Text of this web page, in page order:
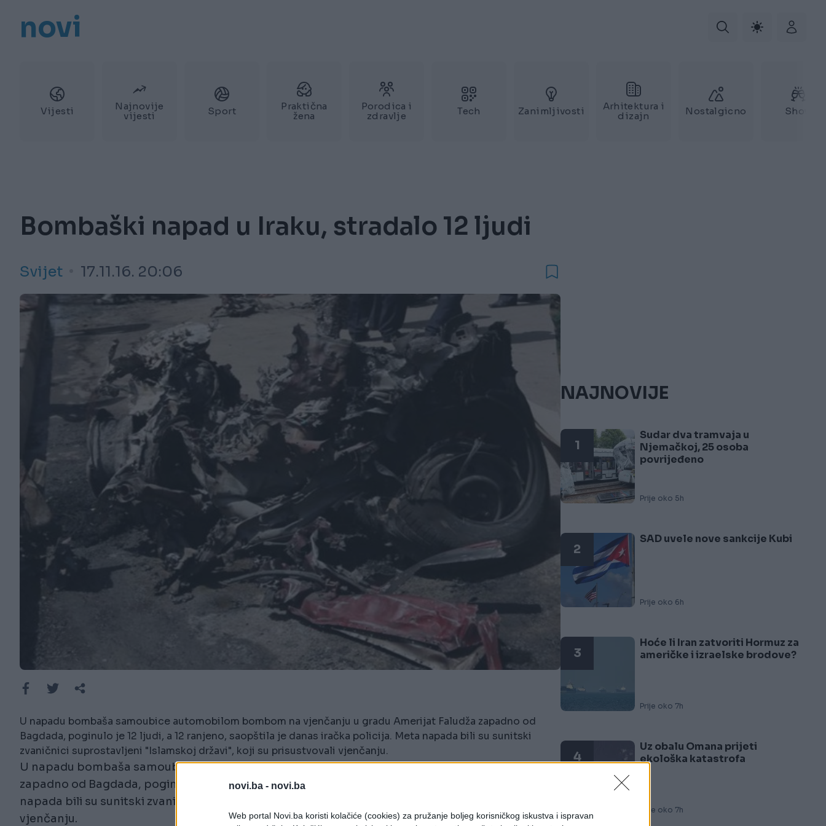
novi.ba - novi.ba
Web portal Novi.ba koristi kolačiće (cookies) za pružanje boljeg korisničkog iskustva i ispravan
novi
Vijesti
Najnovije
vijesti
Sport
Praktična
žena
Porodica i
zdravlje
Tech Zanimljivosti
Arhitektura i
dizajn
Nostalgicno Show
Bombaški napad u Iraku, stradalo 12 ljudi
Svijet 17.11.16. 20:06
U napadu bombaša samoubice automobilom bombom na vjenčanju u gradu Amerijat Faludža zapadno od
Bagdada, poginulo je 12 ljudi, a 12 ranjeno, saopštila je danas iračka policija. Meta napada bili su sunitski
zvaničnici suprostavljeni "Islamskoj državi", koji su prisustvovali vjenčanju.
U napadu bombaša samoubice automobilom bombom na vjenčanju u gradu Amerijat Faludža
zapadno od Bagdada, poginulo je 12 ljudi, a 12 ranjeno, saopštila je danas iračka policija. Meta
napada bili su sunitski zvaničnici suprostavljeni "Islamskoj državi", koji su prisustvovali
vjenčanju.
NAJNOVIJE
1
Sudar dva tramvaja u
Njemačkoj, 25 osoba
povrijeđeno
Prije oko 5h
2
SAD uvele nove sankcije Kubi
Prije oko 6h
3
Hoće li Iran zatvoriti Hormuz za
američke i izraelske brodove?
Prije oko 7h
4
Uz obalu Omana prijeti
ekološka katastrofa
Prije oko 7h